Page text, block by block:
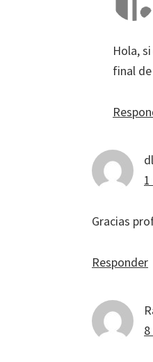
Hola,
final
Gracias
Responder